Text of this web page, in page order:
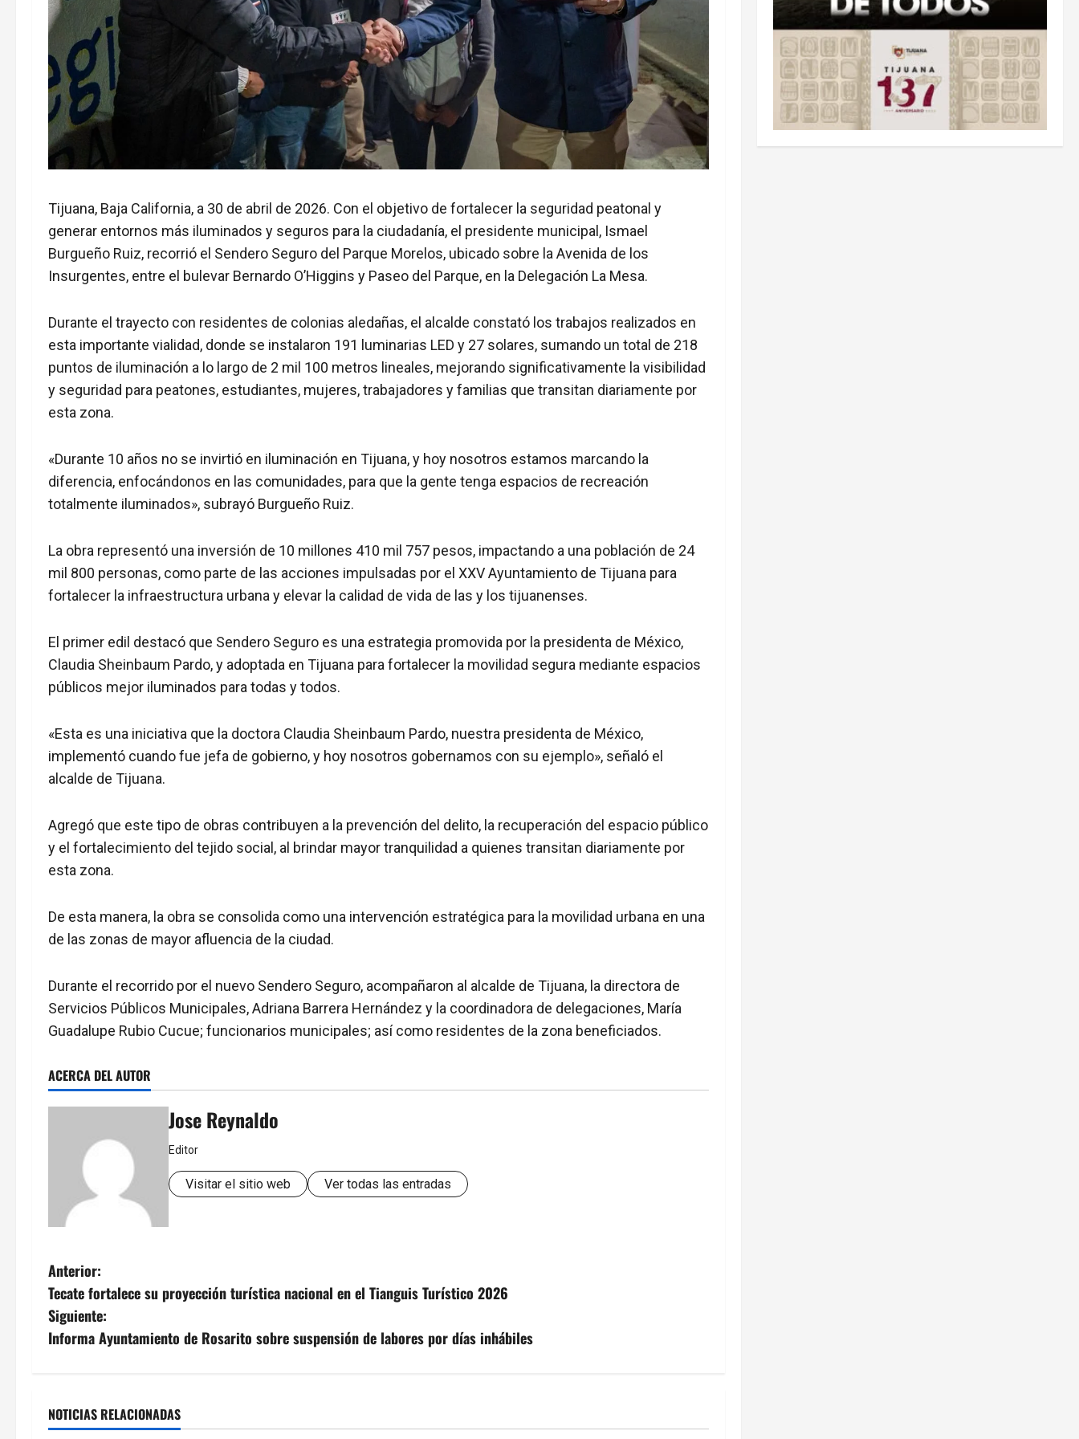
Tijuana, Baja California, a 30 de abril de 2026. Con el objetivo de fortalecer la seguridad peatonal y
generar entornos más iluminados y seguros para la ciudadanía, el presidente municipal, Ismael
Burgueño Ruiz, recorrió el Sendero Seguro del Parque Morelos, ubicado sobre la Avenida de los
Insurgentes, entre el bulevar Bernardo O’Higgins y Paseo del Parque, en la Delegación La Mesa.
Durante el trayecto con residentes de colonias aledañas, el alcalde constató los trabajos realizados en
esta importante vialidad, donde se instalaron 191 luminarias LED y 27 solares, sumando un total de 218
puntos de iluminación a lo largo de 2 mil 100 metros lineales, mejorando significativamente la visibilidad
y seguridad para peatones, estudiantes, mujeres, trabajadores y familias que transitan diariamente por
esta zona.
«Durante 10 años no se invirtió en iluminación en Tijuana, y hoy nosotros estamos marcando la
diferencia, enfocándonos en las comunidades, para que la gente tenga espacios de recreación
totalmente iluminados», subrayó Burgueño Ruiz.
La obra representó una inversión de 10 millones 410 mil 757 pesos, impactando a una población de 24
mil 800 personas, como parte de las acciones impulsadas por el XXV Ayuntamiento de Tijuana para
fortalecer la infraestructura urbana y elevar la calidad de vida de las y los tijuanenses.
El primer edil destacó que Sendero Seguro es una estrategia promovida por la presidenta de México,
Claudia Sheinbaum Pardo, y adoptada en Tijuana para fortalecer la movilidad segura mediante espacios
públicos mejor iluminados para todas y todos.
«Esta es una iniciativa que la doctora Claudia Sheinbaum Pardo, nuestra presidenta de México,
implementó cuando fue jefa de gobierno, y hoy nosotros gobernamos con su ejemplo», señaló el
alcalde de Tijuana.
Agregó que este tipo de obras contribuyen a la prevención del delito, la recuperación del espacio público
y el fortalecimiento del tejido social, al brindar mayor tranquilidad a quienes transitan diariamente por
esta zona.
De esta manera, la obra se consolida como una intervención estratégica para la movilidad urbana en una
de las zonas de mayor afluencia de la ciudad.
Durante el recorrido por el nuevo Sendero Seguro, acompañaron al alcalde de Tijuana, la directora de
Servicios Públicos Municipales, Adriana Barrera Hernández y la coordinadora de delegaciones, María
Guadalupe Rubio Cucue; funcionarios municipales; así como residentes de la zona beneficiados.
ACERCA DEL AUTOR
Jose Reynaldo
Editor
Visitar el sitio web Ver todas las entradas
N
a
v
g
Anterior:
Tecate fortalece su proyección turística nacional en el Tianguis Turístico 2026
Siguiente:
Informa Ayuntamiento de Rosarito sobre suspensión de labores por días inhábiles
NOTICIAS RELACIONADAS